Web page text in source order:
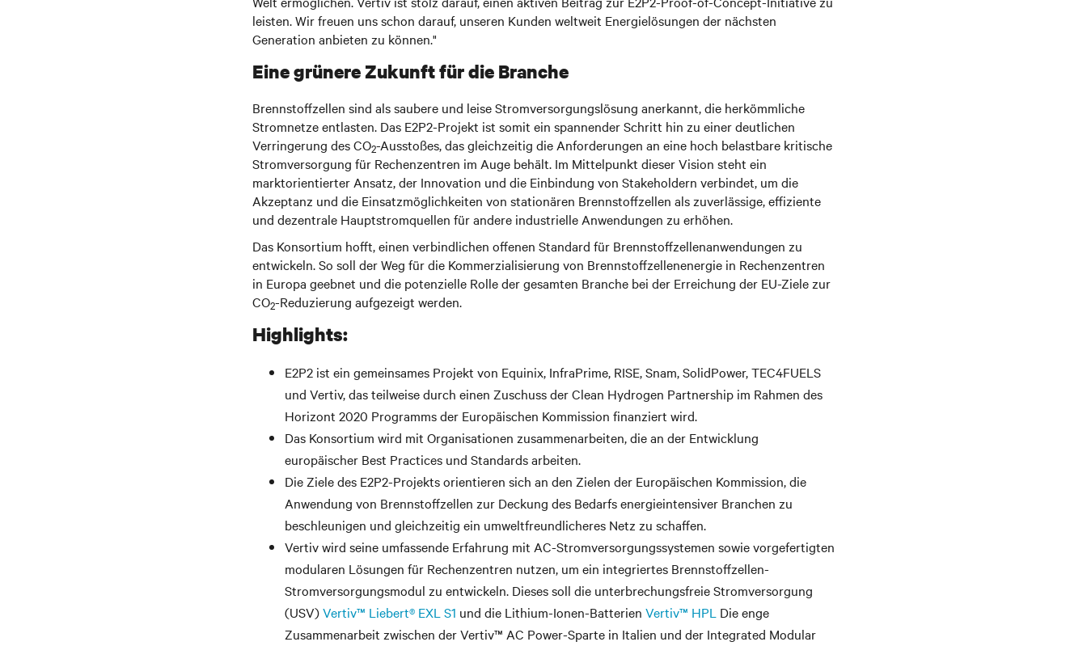
leisten. Wir freuen uns schon darauf, unseren Kunden weltweit Energielösungen der nächsten
Generation anbieten zu können."
Eine grünere Zukunft für die Branche
Brennstoffzellen sind als saubere und leise Stromversorgungslösung anerkannt, die herkömmliche
Stromnetze entlasten. Das E2P2-Projekt ist somit ein spannender Schritt hin zu einer deutlichen
Verringerung des CO2-Ausstoßes, das gleichzeitig die Anforderungen an eine hoch belastbare kritische
Stromversorgung für Rechenzentren im Auge behält. Im Mittelpunkt dieser Vision steht ein
marktorientierter Ansatz, der Innovation und die Einbindung von Stakeholdern verbindet, um die
Akzeptanz und die Einsatzmöglichkeiten von stationären Brennstoffzellen als zuverlässige, effiziente
und dezentrale Hauptstromquellen für andere industrielle Anwendungen zu erhöhen.
Das Konsortium hofft, einen verbindlichen offenen Standard für Brennstoffzellenanwendungen zu
entwickeln. So soll der Weg für die Kommerzialisierung von Brennstoffzellenenergie in Rechenzentren
in Europa geebnet und die potenzielle Rolle der gesamten Branche bei der Erreichung der EU-Ziele zur
CO2-Reduzierung aufgezeigt werden.
Highlights:
E2P2 ist ein gemeinsames Projekt von Equinix, InfraPrime, RISE, Snam, SolidPower, TEC4FUELS
und Vertiv, das teilweise durch einen Zuschuss der Clean Hydrogen Partnership im Rahmen des
Horizont 2020 Programms der Europäischen Kommission finanziert wird.
Das Konsortium wird mit Organisationen zusammenarbeiten, die an der Entwicklung
europäischer Best Practices und Standards arbeiten.
Die Ziele des E2P2-Projekts orientieren sich an den Zielen der Europäischen Kommission, die
Anwendung von Brennstoffzellen zur Deckung des Bedarfs energieintensiver Branchen zu
beschleunigen und gleichzeitig ein umweltfreundlicheres Netz zu schaffen.
Vertiv wird seine umfassende Erfahrung mit AC-Stromversorgungssystemen sowie vorgefertigten
modularen Lösungen für Rechenzentren nutzen, um ein integriertes Brennstoffzellen-
Stromversorgungsmodul zu entwickeln. Dieses soll die unterbrechungsfreie Stromversorgung
(USV)Vertiv™ Liebert® EXL S1 und die Lithium-Ionen-Batterien Vertiv™ HPL Die enge
Zusammenarbeit zwischen der Vertiv™ AC Power-Sparte in Italien und der Integrated Modular